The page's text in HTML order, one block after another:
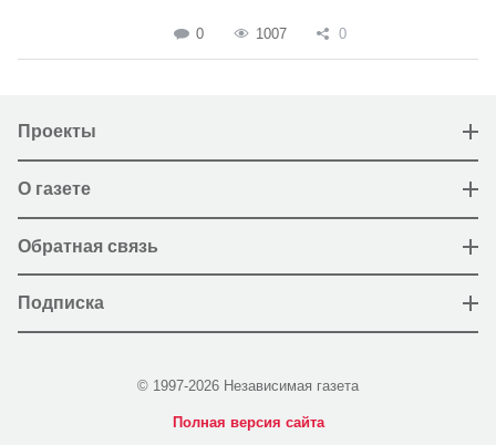
0 1007 0
Проекты
О газете
Обратная связь
Подписка
© 1997-2026 Независимая газета
Полная версия сайта